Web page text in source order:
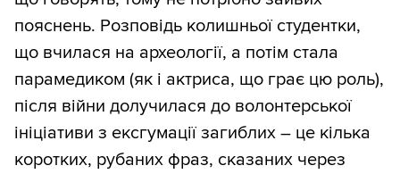
пояснень. Розповідь колишньої студентки,
що вчилася на археології, а потім стала
парамедиком (як і актриса, що грає цю роль),
після війни долучилася до волонтерської
ініціативи з ексгумації загиблих – це кілька
коротких, рубаних фраз, сказаних через